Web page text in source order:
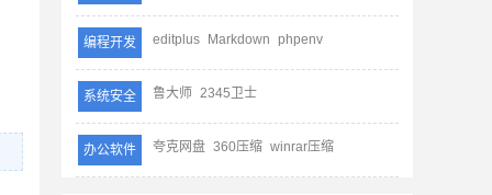
编程开发 editplus Markdown phpenv
系统安全 鲁大师 2345卫士
办公软件 夸克网盘 360压缩 winrar压缩